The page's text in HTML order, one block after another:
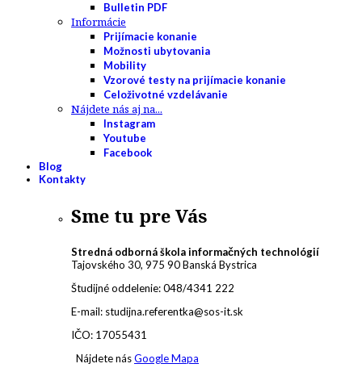
Bulletin PDF
Informácie
Prijímacie konanie
Možnosti ubytovania
Mobility
Vzorové testy na prijímacie konanie
Celoživotné vzdelávanie
Nájdete nás aj na...
Instagram
Youtube
Facebook
Blog
Kontakty
Sme tu pre Vás
Stredná odborná škola informačných technológií
Tajovského 30, 975 90 Banská Bystrica
Študijné oddelenie: 048/4341 222
E-mail: studijna.referentka@sos-it.sk
IČO: 17055431
Nájdete násGoogle Mapa